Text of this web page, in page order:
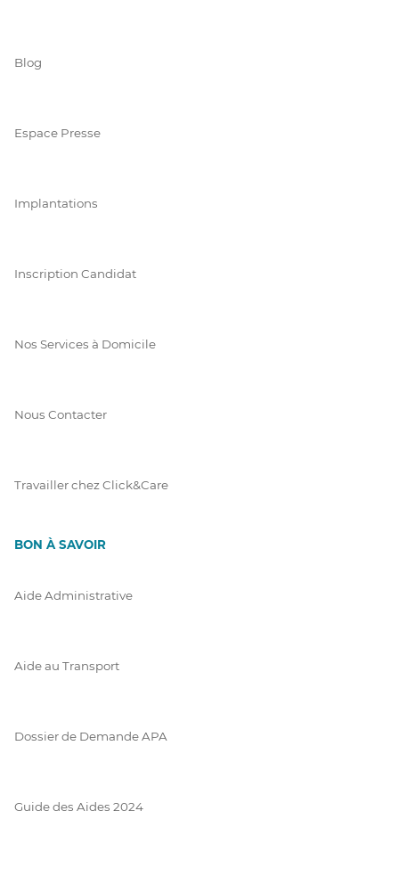
Blog
Espace Presse
Implantations
Inscription Candidat
Nos Services à Domicile
Nous Contacter
Travailler chez Click&Care
BON À SAVOIR
Aide Administrative
Aide au Transport
Dossier de Demande APA
Guide des Aides 2024